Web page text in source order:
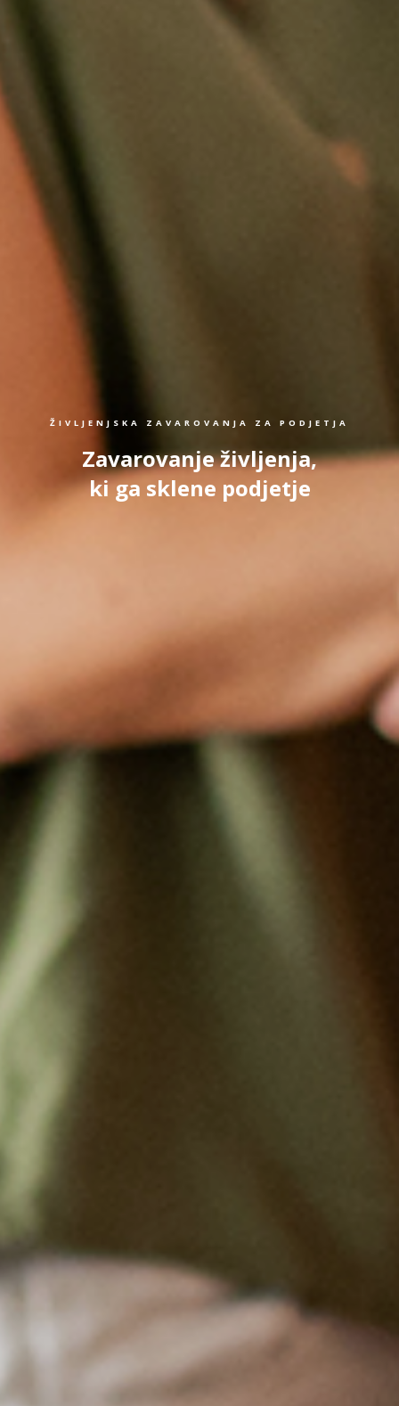
ŽIVLJENJSKA ZAVAROVANJA ZA PODJETJA
Zavarovanje življenja,
ki ga sklene podjetje